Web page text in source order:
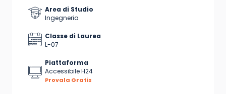
Area di Studio
Ingegneria
Classe di Laurea
L-07
Piattaforma
Accessibile H24
Provala Gratis